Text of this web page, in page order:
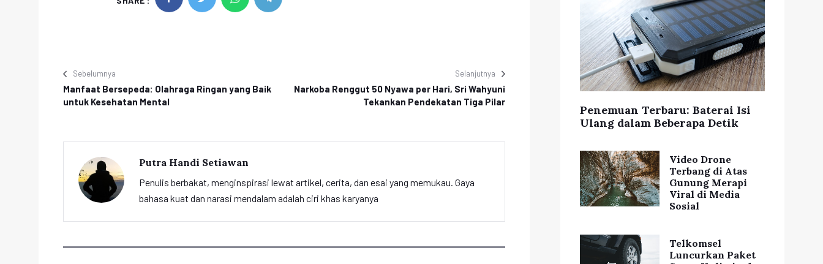
Sebelumnya
Manfaat Bersepeda: Olahraga Ringan yang Baik
untuk Kesehatan Mental
Selanjutnya
Narkoba Renggut 50 Nyawa per Hari, Sri Wahyuni
Tekankan Pendekatan Tiga Pilar
Putra Handi Setiawan
Penulis berbakat, menginspirasi lewat artikel, cerita, dan esai yang memukau. Gaya
bahasa kuat dan narasi mendalam adalah ciri khas karyanya
Penemuan Terbaru: Baterai Isi
Ulang dalam Beberapa Detik
Video Drone
Terbang di Atas
Gunung Merapi
Viral di Media
Sosial
Telkomsel
Luncurkan Paket